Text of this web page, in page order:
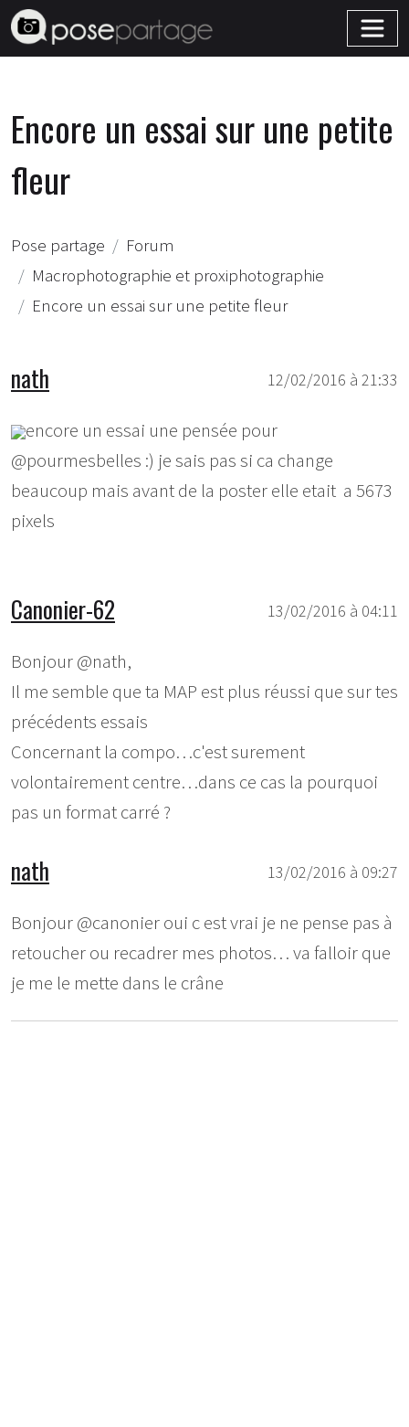
Encore un essai sur une petite
fleur
Pose partage
Forum
Macrophotographie et proxiphotographie
Encore un essai sur une petite fleur
12/02/2016 à 21:33
nath
encore un essai une pensée pour
@pourmesbelles :) je sais pas si ca change
beaucoup mais avant de la poster elle etait a 5673
pixels
13/02/2016 à 04:11
Canonier-62
Bonjour @nath,
Il me semble que ta MAP est plus réussi que sur tes
précédents essais
Concernant la compo…c'est surement
volontairement centre…dans ce cas la pourquoi
pas un format carré ?
13/02/2016 à 09:27
nath
Bonjour @canonier oui c est vrai je ne pense pas à
retoucher ou recadrer mes photos… va falloir que
je me le mette dans le crâne